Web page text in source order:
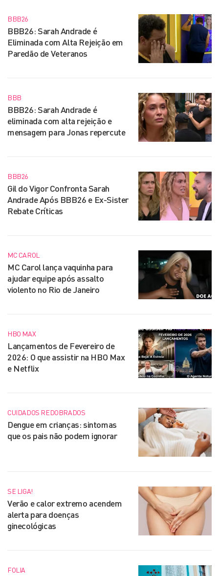
BBB26
BBB26: Sarah Andrade é
Eliminada com Alta Rejeição em
Paredão de Veteranos
BBB
BBB26: Sarah Andrade é
eliminada com alta rejeição e
mensagem para Jonas repercute
BBB26
Gil do Vigor Confronta Sarah
Andrade Após BBB26 e Ex-Sister
Rebate Críticas
MC CAROL
MC Carol lança vaquinha para
ajudar equipe após assalto
violento no Rio de Janeiro
HBO MAX
Lançamentos de Fevereiro de
2026: O que assistir na HBO Max
e Netflix
CUIDADOS REDOBRADOS
Dengue em crianças: sintomas
que os pais não podem ignorar
SE LIGA!
Verão e calor extremo acendem
alerta para doenças
ginecológicas
FOLIA